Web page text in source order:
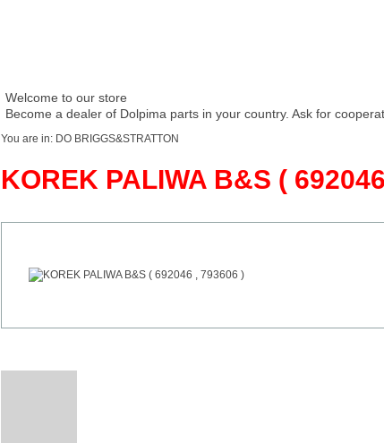
Welcome to our store
Become a dealer of Dolpima parts in your country. Ask for
You are in: DO BRIGGS&STRATTON
KOREK PALIWA B&S (